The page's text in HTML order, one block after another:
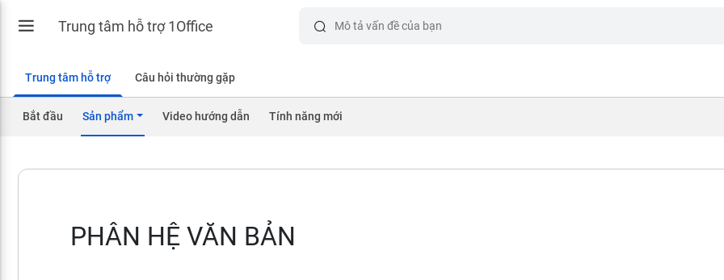
Trung tâm hỗ trợ 1Office
Trung tâm hỗ trợ Câu hỏi thường gặp
Bắt đầu Sản phẩm Video hướng dẫn Tính năng mới
PHÂN HỆ VĂN BẢN